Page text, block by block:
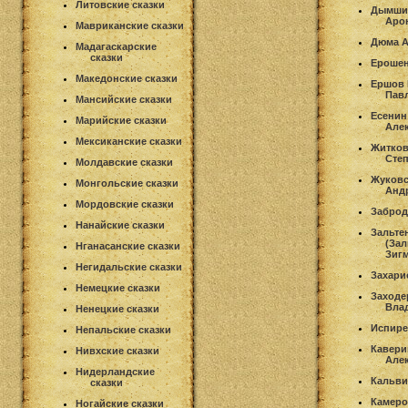
Литовские сказки
Мавриканские сказки
Мадагаскарские
сказки
Македонские сказки
Мансийские сказки
Марийские сказки
Мексиканские сказки
Молдавские сказки
Монгольские сказки
Мордовские сказки
Нанайские сказки
Нганасанские сказки
Негидальские сказки
Немецкие сказки
Ненецкие сказки
Непальские сказки
Нивхские сказки
Нидерландские
сказки
Ногайские сказки
Дюма
Ершов